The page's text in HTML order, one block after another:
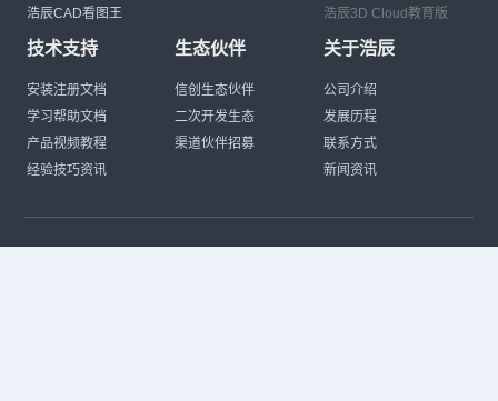
浩辰CAD看图王
浩辰3D Cloud教育版
技术支持
安装注册文档
学习帮助文档
产品视频教程
经验技巧资讯
生态伙伴
信创生态伙伴
二次开发生态
渠道伙伴招募
关于浩辰
公司介绍
发展历程
联系方式
新闻资讯